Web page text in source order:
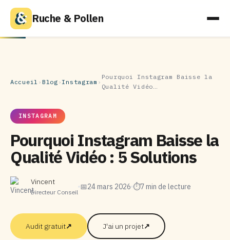
Ruche & Pollen
Accueil › Blog ›Instagram ›
Pourquoi Instagram Baisse la
Qualité Vidéo…
INSTAGRAM
Pourquoi Instagram Baisse la
Qualité Vidéo : 5 Solutions
Vincent
Directeur Conseil
📅24 mars 2026 ⏱7 min de lecture
Audit gratuit↗ J'ai un projet↗